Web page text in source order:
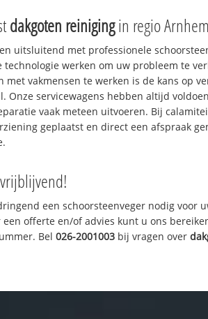
dakgoten reinigingin regio
uitsluitend met professionele
technologie werken om uw probleem te
met vakmensen te werken is de kans op
Onze servicewagens hebben altijd
vaak meteen uitvoeren. Bij
geplaatst en direct een afspraak
een schoorsteenveger nodig voor
een offerte en/of advies kunt u ons
Bel026-2001003 bij vragen over